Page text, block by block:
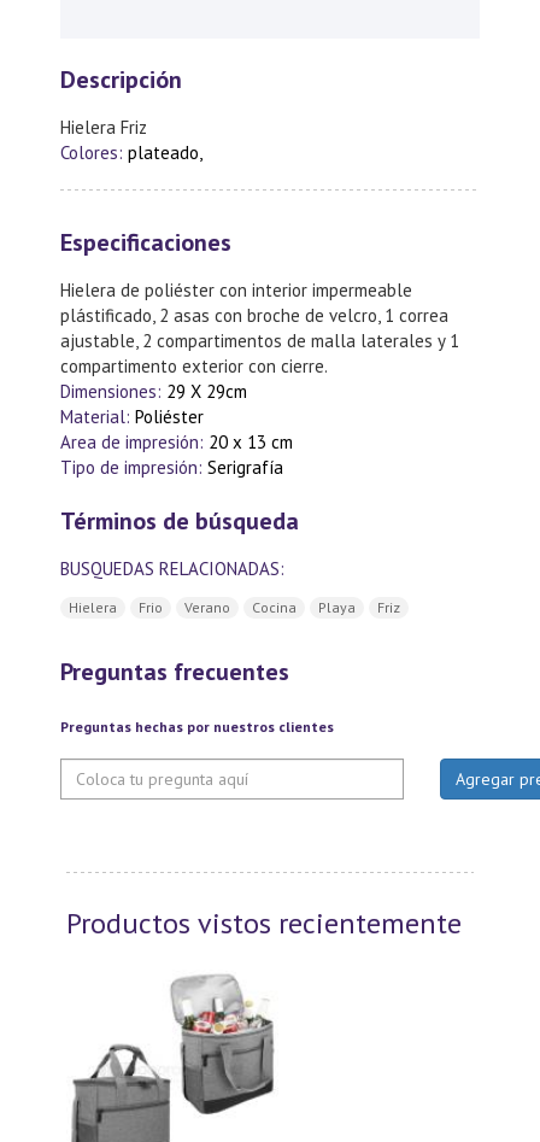
Descripción
Hielera Friz
Colores: plateado,
Especificaciones
Hielera de poliéster con interior impermeable
plástificado, 2 asas con broche de velcro, 1 correa
ajustable, 2 compartimentos de malla laterales y 1
compartimento exterior con cierre.
Dimensiones: 29 X 29cm
Material: Poliéster
Area de impresión: 20 x 13 cm
Tipo de impresión: Serigrafía
Términos de búsqueda
BUSQUEDAS RELACIONADAS:
Hielera Frio Verano Cocina Playa Friz
Preguntas frecuentes
Preguntas hechas por nuestros clientes
Productos vistos recientemente